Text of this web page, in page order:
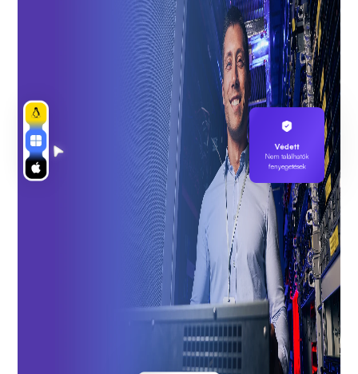
Védett
Nem találhatók
fenyegetések